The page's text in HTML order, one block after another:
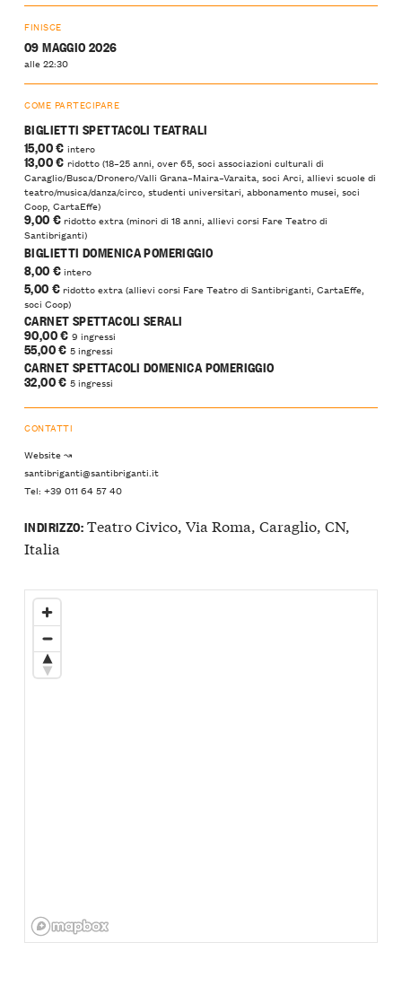
FINISCE
09 MAGGIO 2026
alle 22:30
COME PARTECIPARE
BIGLIETTI SPETTACOLI TEATRALI
15,00 € intero
13,00 € ridotto (18–25 anni, over 65, soci associazioni culturali di
Caraglio/Busca/Dronero/Valli Grana–Maira–Varaita, soci Arci, allievi scuole di
teatro/musica/danza/circo, studenti universitari, abbonamento musei, soci
Coop, CartaEffe)
9,00 €ridotto extra (minori di 18 anni, allievi corsi Fare Teatro di
Santibriganti)
BIGLIETTI DOMENICA POMERIGGIO
8,00 €intero
5,00 €ridotto extra (allievi corsi Fare Teatro di Santibriganti, CartaEffe,
soci Coop)
CARNET SPETTACOLI SERALI
90,00 € 9 ingressi
55,00 € 5 ingressi
CARNET SPETTACOLI DOMENICA POMERIGGIO
32,00 € 5 ingressi
CONTATTI
Website ↝
santibriganti@santibriganti.it
Tel: +39 011 64 57 40
INDIRIZZO:Teatro Civico, Via Roma, Caraglio, CN,
Italia